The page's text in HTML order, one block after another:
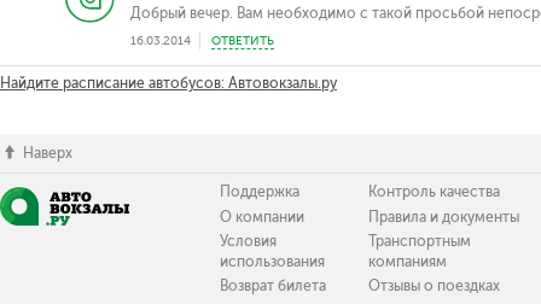
Добрый вечер. Вам необходимо с такой просьбой
16.03.2014 ОТВЕТИТЬ
Найдите расписание автобусов: Автовокзалы.ру
Наверх
Поддержка
О компании
Условия
использования
Возврат билета
Контроль качества
Правила и документы
Транспортным
компаниям
Отзывы о поездках